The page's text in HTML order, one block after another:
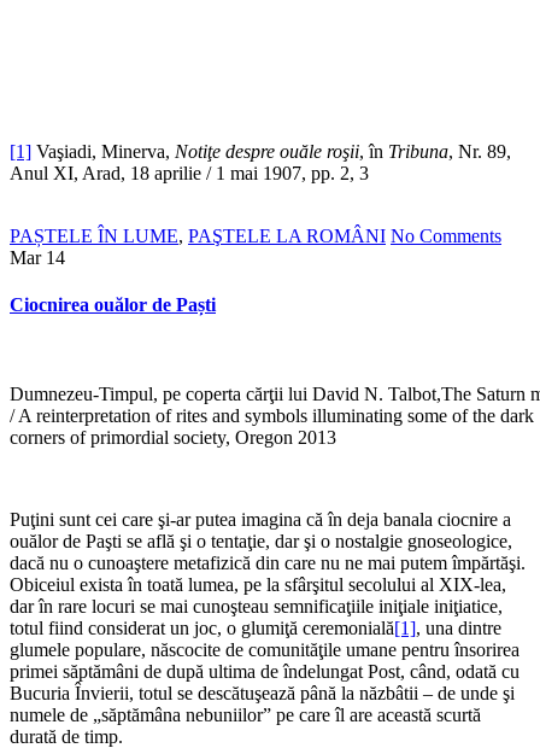
[1] Vaşiadi, Minerva, Notiţe despre ouăle roşii, în Tribuna, Nr. 89,
Anul XI, Arad, 18 aprilie / 1 mai 1907, pp. 2, 3
PAȘTELE ÎN LUME, PAŞTELE LA ROMÂNI No Comments
Mar 14
Ciocnirea ouălor de Paști
Dumnezeu-Timpul, pe coperta cărţii lui David N. Talbot,The Saturn
/ A reinterpretation of rites and symbols illuminating some of the dark
corners of primordial society, Oregon 2013
Puţini sunt cei care şi-ar putea imagina că în deja banala ciocnire a
ouălor de Paşti se află şi o tentaţie, dar şi o nostalgie gnoseologice,
dacă nu o cunoaştere metafizică din care nu ne mai putem împărtăşi.
Obiceiul exista în toată lumea, pe la sfârşitul secolului al XIX-lea,
dar în rare locuri se mai cunoşteau semnificaţiile iniţiale iniţiatice,
totul fiind considerat un joc, o glumiţă ceremonială[1], una dintre
glumele populare, născocite de comunităţile umane pentru însorirea
primei săptămâni de după ultima de îndelungat Post, când, odată cu
Bucuria Învierii, totul se descătuşează până la năzbâtii – de unde şi
numele de „săptămâna nebuniilor” pe care îl are această scurtă
durată de timp.